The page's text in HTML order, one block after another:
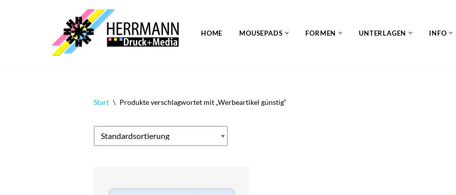
HOME MOUSEPADS FORMEN UNTERLAGEN INFO
Start \ Produkte verschlagwortet mit „Werbeartikel günstig“